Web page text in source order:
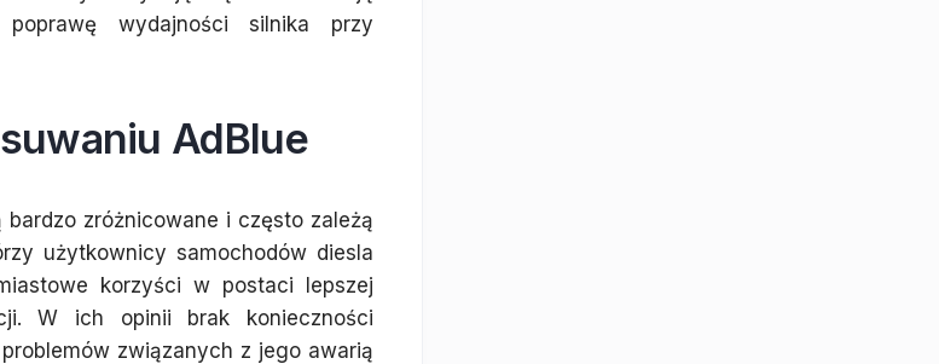
wydajności silnika przy
AdBlue
zróżnicowane i często zależą
użytkownicy samochodów diesla
korzyści w postaci lepszej
W ich opinii brak konieczności
związanych z jego awarią